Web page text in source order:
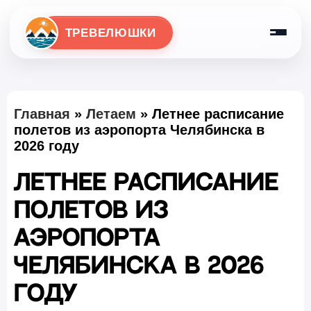
ТРЕВЕЛЮШКИ
Главная » Летаем » Летнее расписание
полетов из аэропорта Челябинска в
2026 году
Летнее расписание
полетов из
аэропорта
Челябинска в 2026
году